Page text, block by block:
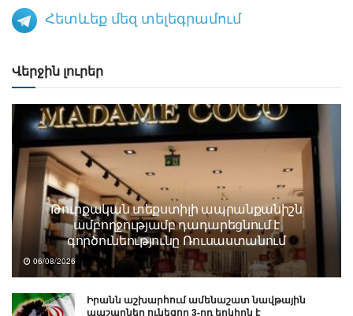
Հետևեք մեզ տելեգրամում
Վերջին լուրեր
Թուրքական տեքստիլի ապրանքանիշն
ամբողջությամբ դադարեցնում է
գործունեությունը Ռուսաստանում
06/08/2026
Իրանն աշխարհում ամենաշատ նավթային
պաշարներ ունեցող 3-րդ երկիրն է